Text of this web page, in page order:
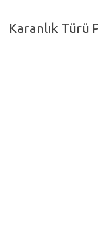
Cilt-Güzellik
Karanlık Türü